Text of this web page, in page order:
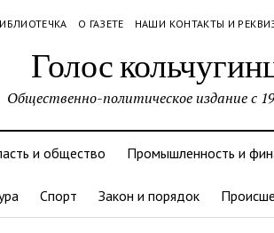
О ГАЗЕТЕ НАШИ КОНТАКТЫ И
Голос
Общественно-политическое издание с
и общество Промышленность и
Спорт Закон и порядок